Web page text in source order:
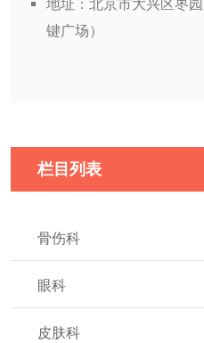
地址：北京市大兴区枣
键广场）
栏目列表
骨伤科
眼科
皮肤科